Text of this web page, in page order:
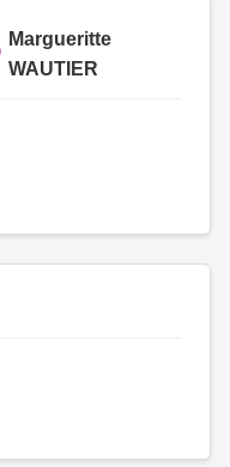
Margueritte
WAUTIER